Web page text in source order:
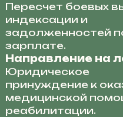
Пересчет боевых
индексации и
задолженностей
зарплате.
Направление на
Юридическое
принуждение к
медицинской
реабилитации.